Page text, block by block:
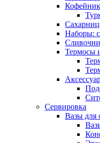
Наборы:
Термосы
Сервировка
Вазы для